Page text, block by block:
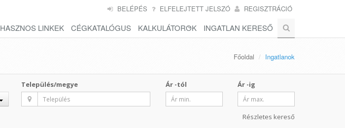
BELÉPÉS ELFELEJTETT JELSZÓ REGISZTRÁCIÓ
HASZNOS LINKEK CÉGKATALÓGUS KALKULÁTOROK INGATLAN KERESŐ
Főoldal Ingatlanok
Település/megye Ár -tól Ár -ig
Részletes kereső